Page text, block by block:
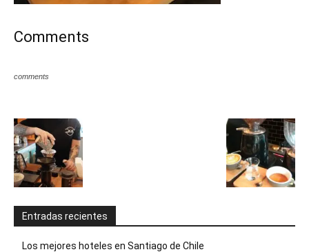
Comments
comments
Entradas recientes
Los mejores hoteles en Santiago de Chile